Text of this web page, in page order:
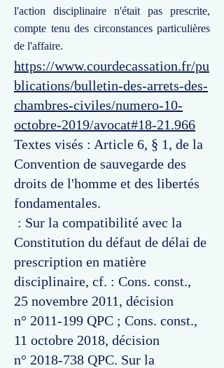
l'action disciplinaire n'était pas prescrite,
compte tenu des circonstances particulières
de l'affaire.
https://www.courdecassation.fr/pu
blications/bulletin-des-arrets-des-
chambres-civiles/numero-10-
octobre-2019/avocat#18-21.966
Textes visés : Article 6, § 1, de la
Convention de sauvegarde des
droits de l'homme et des libertés
fondamentales.
: Sur la compatibilité avec la
Constitution du défaut de délai de
prescription en matière
disciplinaire, cf. : Cons. const.,
25 novembre 2011, décision
n° 2011-199 QPC ; Cons. const.,
11 octobre 2018, décision
n° 2018-738 QPC. Sur la